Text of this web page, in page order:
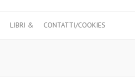
LIBRI & CONTATTI/COOKIES